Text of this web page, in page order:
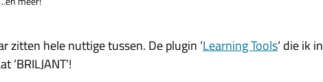
zitten hele nuttige tussen. De plugin ‘Learning Tools‘ die ik in